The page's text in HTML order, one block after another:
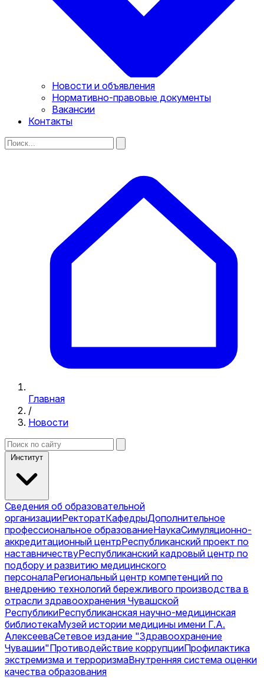
Новости и объявления
Нормативно-правовые документы
Вакансии
Контакты
Главная
/
Новости
Институт
Сведения об образовательной
организацииРекторатКафедрыДополнительное
профессиональное образованиеНаукаСимуляционно-
аккредитационный центрРеспубликанский проект по
наставничествуРеспубликанский кадровый центр по
подбору и развитию медицинского
персоналаРегиональный центр компетенций по
внедрению технологий бережливого производства в
отрасли здравоохранения Чувашской
РеспубликиРеспубликанская научно-медицинская
библиотекаМузей истории медицины имени Г.А.
АлексееваСетевое издание "Здравоохранение
Чувашии"Противодействие коррупцииПрофилактика
экстремизма и терроризмаВнутренняя система оценки
качества образования